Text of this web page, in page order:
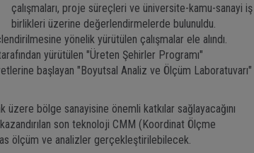
çalışmaları, proje süreçleri ve üniversite-kamu-sanayi iş
birlikleri üzerine değerlendirmelerde bulunuldu.
yönelik yürütülen çalışmalar ele alındı.
yürütülen "Üreten Şehirler Programı"
başlayan "Boyutsal Analiz ve Ölçüm Laboratuvarı"
bölge sanayisine önemli katkılar sağlayacağını
son teknoloji CMM (Koordinat Ölçme
ölçüm ve analizler gerçekleştirilebilecek.